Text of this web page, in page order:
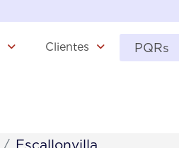
Clientes PQRs